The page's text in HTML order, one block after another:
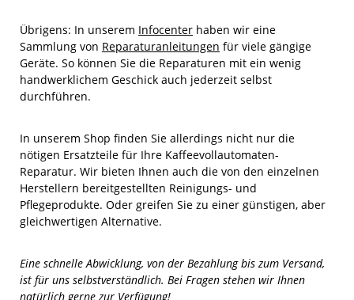
Übrigens: In unserem Infocenter haben wir eine
Sammlung von Reparaturanleitungen für viele gängige
Geräte. So können Sie die Reparaturen mit ein wenig
handwerklichem Geschick auch jederzeit selbst
durchführen.
In unserem Shop finden Sie allerdings nicht nur die
nötigen Ersatzteile für Ihre Kaffeevollautomaten-
Reparatur. Wir bieten Ihnen auch die von den einzelnen
Herstellern bereitgestellten Reinigungs- und
Pflegeprodukte. Oder greifen Sie zu einer günstigen, aber
gleichwertigen Alternative.
Eine schnelle Abwicklung, von der Bezahlung bis zum Versand,
ist für uns selbstverständlich. Bei Fragen stehen wir Ihnen
natürlich gerne zur Verfügung!